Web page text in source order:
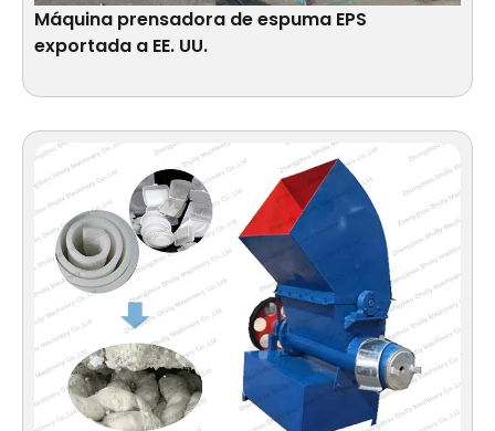
Máquina prensadora de espuma EPS
exportada a EE. UU.